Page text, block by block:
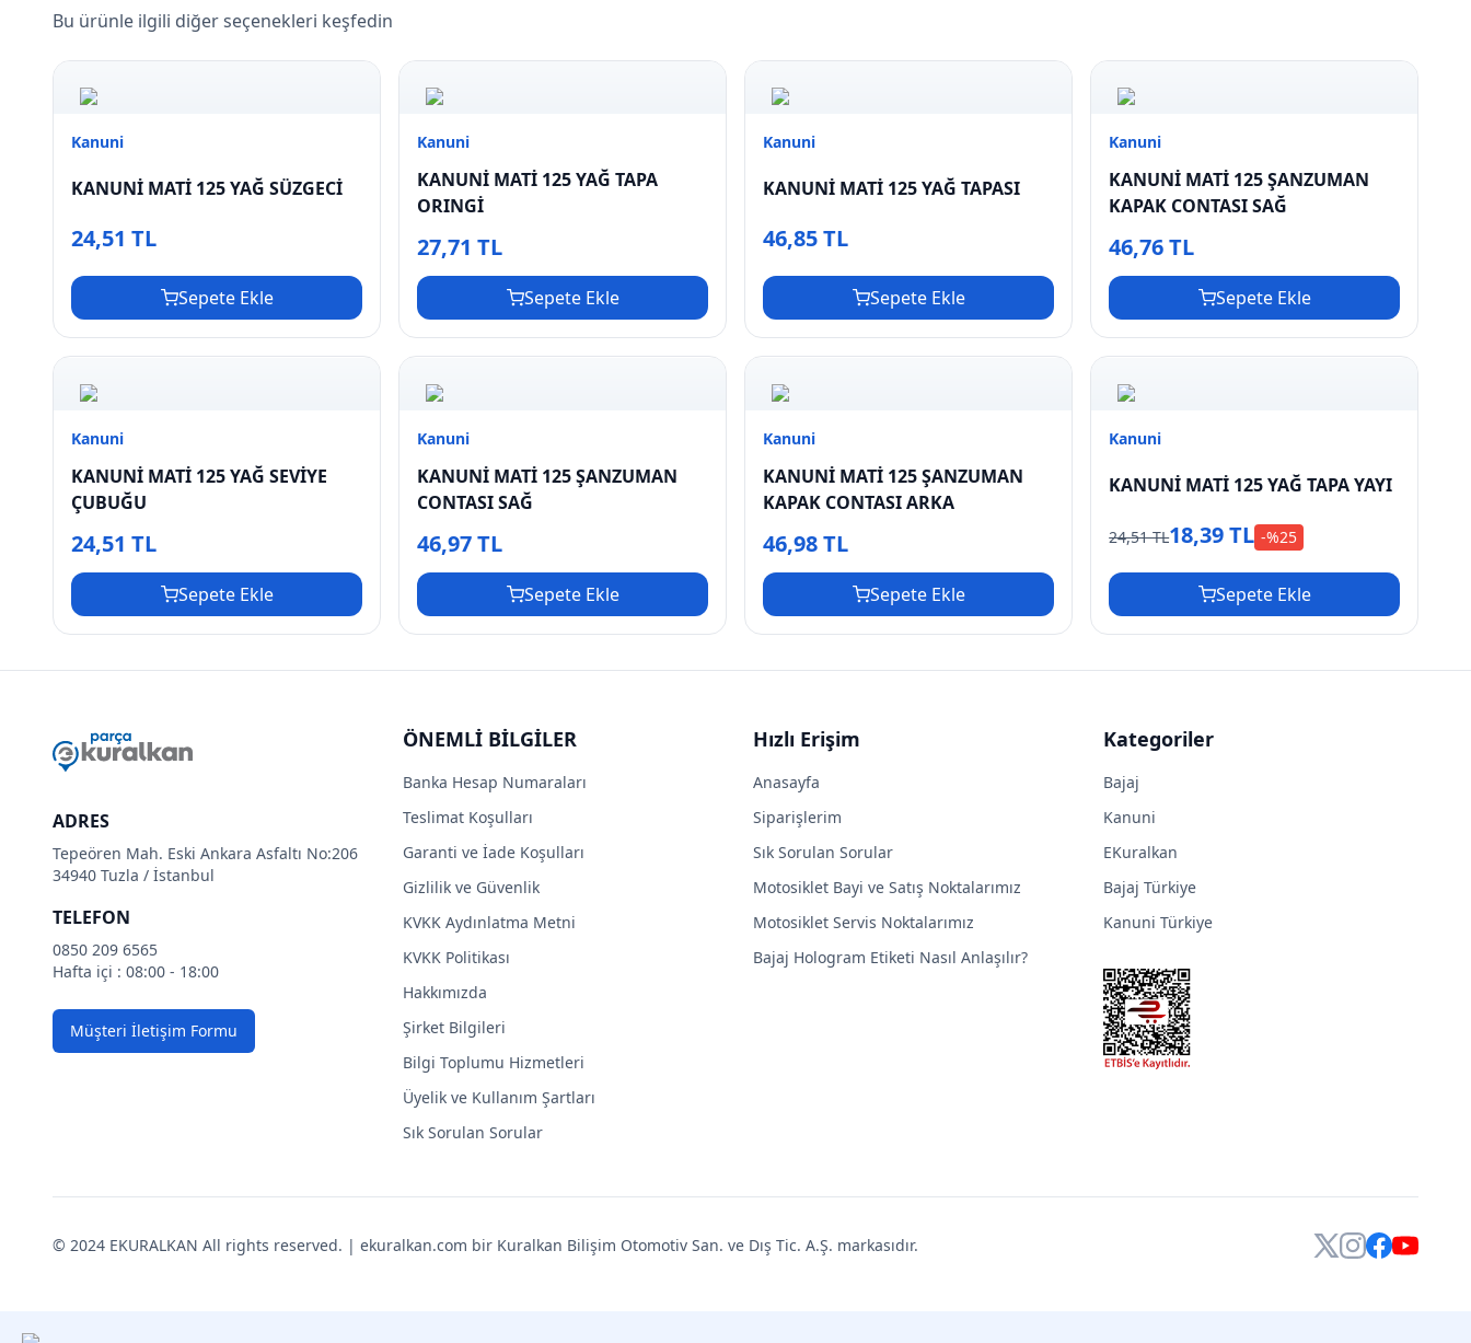
Bu ürünle ilgili diğer seçenekleri keşfedin
Kanuni
KANUNİ MATİ 125 YAĞ SÜZGECİ
24,51 TL
Sepete Ekle
Kanuni
KANUNİ MATİ 125 YAĞ TAPA
ORINGİ
27,71 TL
Sepete Ekle
Kanuni
KANUNİ MATİ 125 YAĞ TAPASI
46,85 TL
Sepete Ekle
Kanuni
KANUNİ MATİ 125 ŞANZUMAN
KAPAK CONTASI SAĞ
46,76 TL
Sepete Ekle
Kanuni
KANUNİ MATİ 125 YAĞ SEVİYE
ÇUBUĞU
24,51 TL
Sepete Ekle
Kanuni
KANUNİ MATİ 125 ŞANZUMAN
CONTASI SAĞ
46,97 TL
Sepete Ekle
Kanuni
KANUNİ MATİ 125 ŞANZUMAN
KAPAK CONTASI ARKA
46,98 TL
Sepete Ekle
Kanuni
KANUNİ MATİ 125 YAĞ TAPA YAYI
24,51 TL18,39 TL -%25
Sepete Ekle
ADRES
Tepeören Mah. Eski Ankara Asfaltı No:206
34940 Tuzla / İstanbul
TELEFON
0850 209 6565
Hafta içi : 08:00 - 18:00
Müşteri İletişim Formu
ÖNEMLİ BİLGİLER
Banka Hesap Numaraları
Teslimat Koşulları
Garanti ve İade Koşulları
Gizlilik ve Güvenlik
KVKK Aydınlatma Metni
KVKK Politikası
Hakkımızda
Şirket Bilgileri
Bilgi Toplumu Hizmetleri
Üyelik ve Kullanım Şartları
Sık Sorulan Sorular
Hızlı Erişim
Anasayfa
Siparişlerim
Sık Sorulan Sorular
Motosiklet Bayi ve Satış Noktalarımız
Motosiklet Servis Noktalarımız
Bajaj Hologram Etiketi Nasıl Anlaşılır?
Kategoriler
Bajaj
Kanuni
EKuralkan
Bajaj Türkiye
Kanuni Türkiye
© 2024 EKURALKAN All rights reserved. | ekuralkan.com bir Kuralkan Bilişim Otomotiv San. ve Dış Tic. A.Ş. markasıdır.